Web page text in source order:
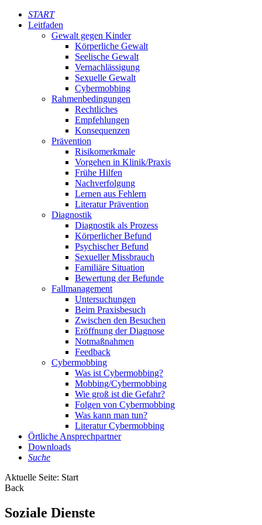
START
Leitfaden
Gewalt gegen Kinder
Körperliche Gewalt
Seelische Gewalt
Vernachlässigung
Sexuelle Gewalt
Cybermobbing
Rahmenbedingungen
Rechtliches
Empfehlungen
Konsequenzen
Prävention
Risikomerkmale
Vorgehen in Klinik/Praxis
Frühe Hilfen
Nachverfolgung
Lernen aus Fehlern
Literatur Prävention
Diagnostik
Diagnostik als Prozess
Körperlicher Befund
Psychischer Befund
Sexueller Missbrauch
Familiäre Situation
Bewertung der Befunde
Fallmanagement
Untersuchungen
Beim Praxisbesuch
Zwischen den Besuchen
Eröffnung der Diagnose
Notmaßnahmen
Feedback
Cybermobbing
Was ist Cybermobbing?
Mobbing/Cybermobbing
Wie groß ist die Gefahr?
Folgen von Cybermobbing
Was kann man tun?
Literatur Cybermobbing
Örtliche Ansprechpartner
Downloads
Suche
Aktuelle Seite: Start
Back
Soziale Dienste